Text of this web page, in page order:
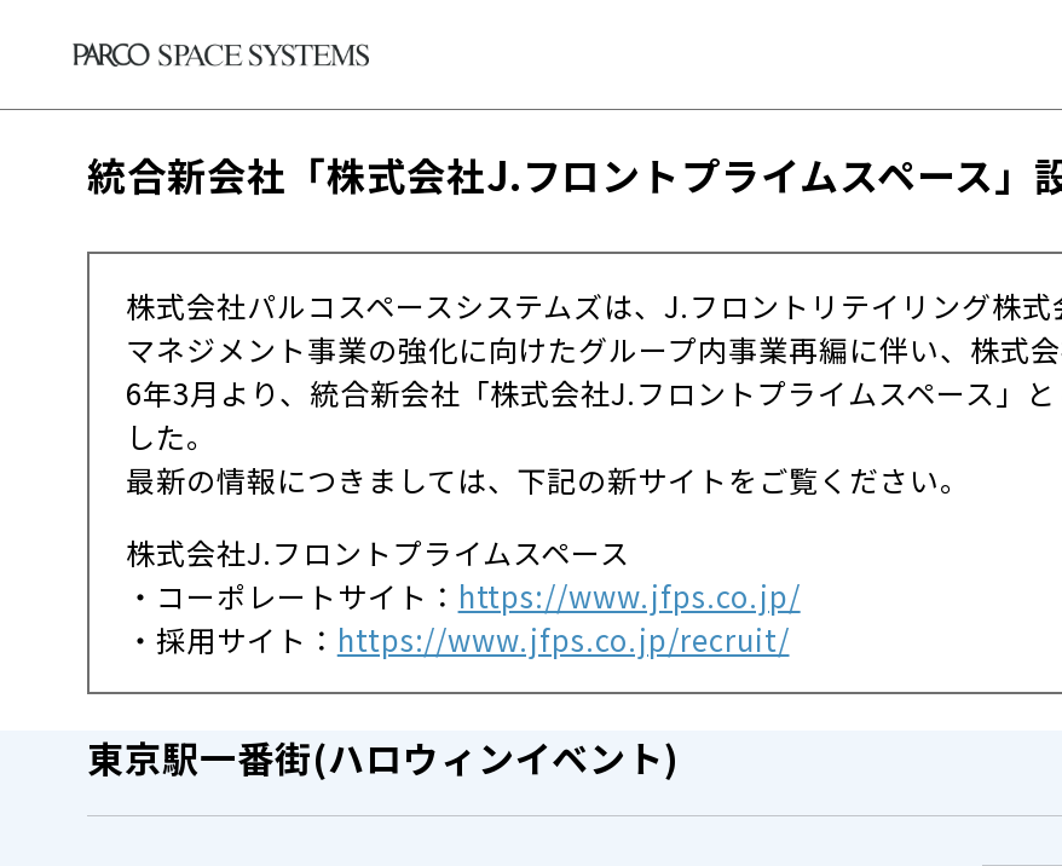
統合新会社「株式会社J.フロントプライムスペース」
株式会社パルコスペースシステムズは、J.フロントリテイリング株
マネジメント事業の強化に向けたグループ内事業再編に伴い、株式
6年3月より、統合新会社「株式会社J.フロントプライムスペース」
した。
最新の情報につきましては、下記の新サイトをご覧ください。
株式会社J.フロントプライムスペース
・コーポレートサイト： https://www.jfps.co.jp/
・採用サイト： https://www.jfps.co.jp/recruit/
東京駅一番街(ハロウィンイベント)